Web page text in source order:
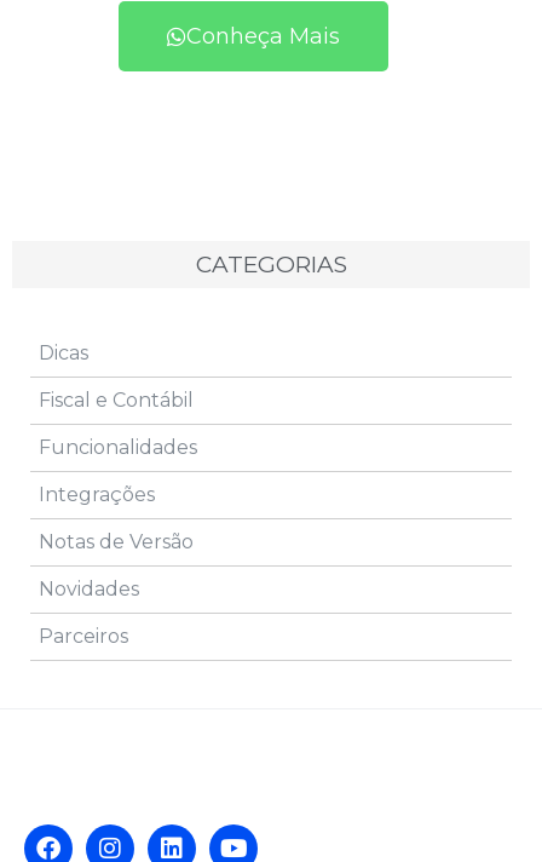
Conheça Mais
CATEGORIAS
Dicas
Fiscal e Contábil
Funcionalidades
Integrações
Notas de Versão
Novidades
Parceiros